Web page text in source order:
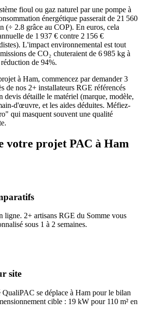
fioul ou gaz naturel par une pompe à
énergétique passerait de 21 560
(÷ 2.8 grâce au COP). En euros, cela
de 1 937 € contre 2 156 €
L'impact environnemental est tout
de CO₂ chuteraient de 6 985 kg à
de 94%.
à Ham, commencez par demander 3
de nos 2+ installateurs RGE référencés
devis détaille le matériel (marque, modèle,
d'œuvre, et les aides déduites. Méfiez-
qui masquent souvent une qualité
votre projet PAC à Ham
ligne. 2+ artisans RGE du Somme vous
sous 1 à 2 semaines.
site
se déplace à Ham pour le bilan
cible : 19 kW pour 110 m² en